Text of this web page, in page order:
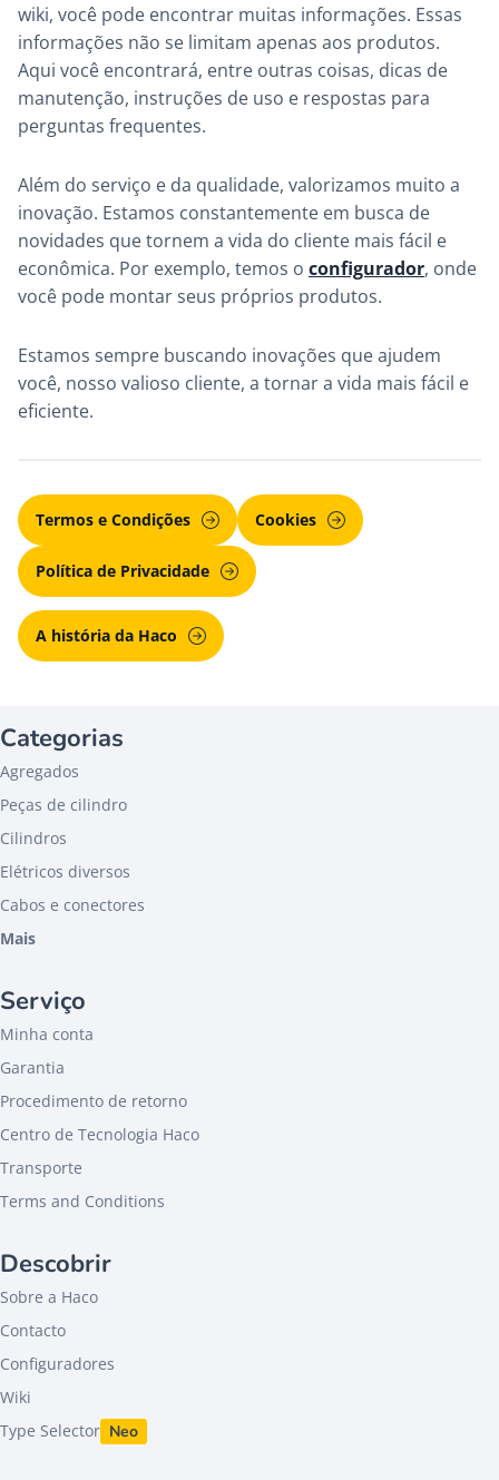
wiki, você pode encontrar muitas informações. Essas
informações não se limitam apenas aos produtos.
Aqui você encontrará, entre outras coisas, dicas de
manutenção, instruções de uso e respostas para
perguntas frequentes.
Além do serviço e da qualidade, valorizamos muito a
inovação. Estamos constantemente em busca de
novidades que tornem a vida do cliente mais fácil e
econômica. Por exemplo, temos o configurador, onde
você pode montar seus próprios produtos.
Estamos sempre buscando inovações que ajudem
você, nosso valioso cliente, a tornar a vida mais fácil e
eficiente.
Termos e Condições Cookies
Política de Privacidade
A história da Haco
Categorias
Agregados
Peças de cilindro
Cilindros
Elétricos diversos
Cabos e conectores
Mais
Serviço
Minha conta
Garantia
Procedimento de retorno
Centro de Tecnologia Haco
Transporte
Terms and Conditions
Descobrir
Sobre a Haco
Contacto
Configuradores
Wiki
Type Selector Neo